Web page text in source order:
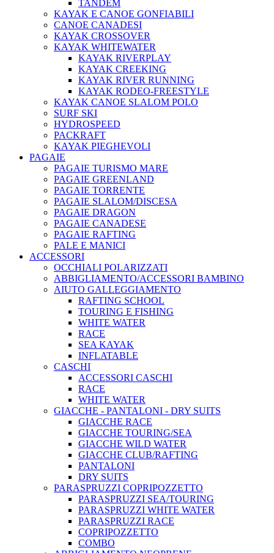
TANDEM
KAYAK E CANOE GONFIABILI
CANOE CANADESI
KAYAK CROSSOVER
KAYAK WHITEWATER
KAYAK RIVERPLAY
KAYAK CREEKING
KAYAK RIVER RUNNING
KAYAK RODEO-FREESTYLE
KAYAK CANOE SLALOM POLO
SURF SKI
HYDROSPEED
PACKRAFT
KAYAK PIEGHEVOLI
PAGAIE
PAGAIE TURISMO MARE
PAGAIE GREENLAND
PAGAIE TORRENTE
PAGAIE SLALOM/DISCESA
PAGAIE DRAGON
PAGAIE CANADESE
PAGAIE RAFTING
PALE E MANICI
ACCESSORI
OCCHIALI POLARIZZATI
ABBIGLIAMENTO/ACCESSORI BAMBINO
AIUTO GALLEGGIAMENTO
RAFTING SCHOOL
TOURING E FISHING
WHITE WATER
RACE
SEA KAYAK
INFLATABLE
CASCHI
ACCESSORI CASCHI
RACE
WHITE WATER
GIACCHE - PANTALONI - DRY SUITS
GIACCHE RACE
GIACCHE TOURING/SEA
GIACCHE WILD WATER
GIACCHE CLUB/RAFTING
PANTALONI
DRY SUITS
PARASPRUZZI COPRIPOZZETTO
PARASPRUZZI SEA/TOURING
PARASPRUZZI WHITE WATER
PARASPRUZZI RACE
COPRIPOZZETTO
COMBO